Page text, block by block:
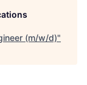
(m/w/d)"